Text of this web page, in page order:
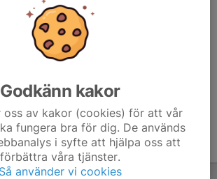
Godkänn kakor
oss av kakor (cookies) för att vår
fungera bra för dig. De används
i syfte att hjälpa oss att
förbättra våra tjänster.
Så använder vi cookies